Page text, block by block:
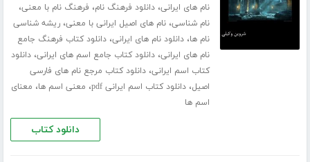
نام های ایرانی،دانلود فرهنگ نام، فرهنگ نام با معنی،
نام شناسی،نام های اصیل ایرانی با معنی،ریشه شناسی
نام ها،دانلود نام های ایرانی،دانلود کتاب فرهنگ جامع
نام های ایرانی،دانلود کتاب جامع اسم های ایرانی،دانلود
کتاب اسم ایرانی،دانلود کتاب مرجع نام های فارسی
اصیل،دانلود کتاب اسم ایرانی pdf ، معنی اسم ها، معنای
اسم ها
دانلود کتاب